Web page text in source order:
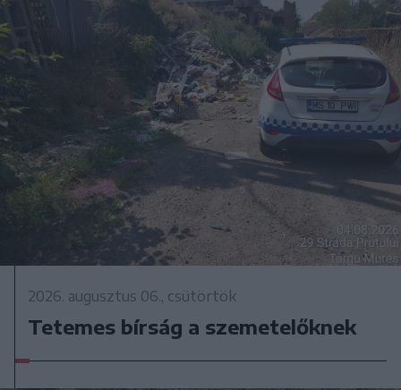
2026. augusztus 06., csütörtök
Tetemes bírság a szemetelőknek